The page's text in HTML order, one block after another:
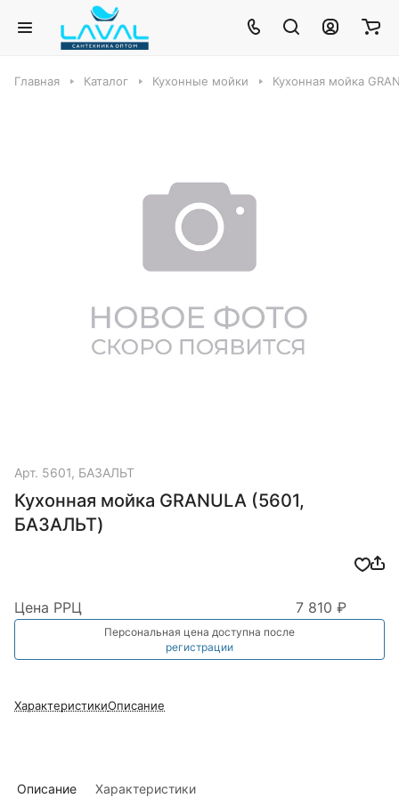
Главная Каталог Кухонные мойки Кухонная мойка
Арт. 5601, БАЗАЛЬТ
Кухонная мойка GRANULA (5601,
БАЗАЛЬТ)
Цена РРЦ 7 810 ₽
Персональная цена доступна после
регистрации
ХарактеристикиОписание
Описание Характеристики